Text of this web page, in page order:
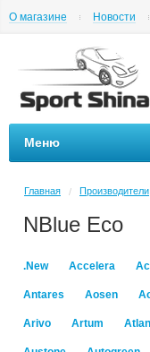
О магазине Новости
Меню
Главная / Производители
NBlue Eco
.New Accelera
Antares Aosen
Arivo Artum